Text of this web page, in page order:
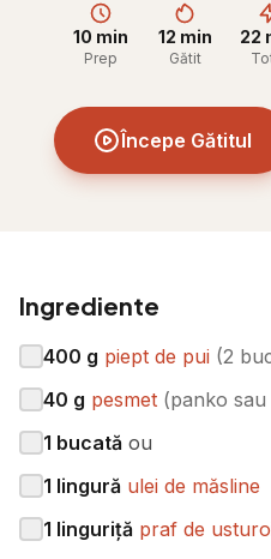
10 min
Prep
12 min
Gătit
22
Începe Gătitul
Ingrediente
400 g piept de pui (2
40 g pesmet (panko
1 bucată ou
1 lingură ulei de măsline
1 linguriță praf de